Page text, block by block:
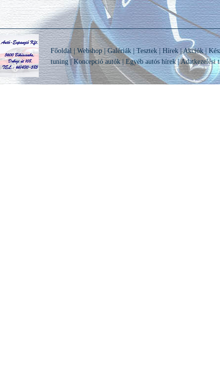
Főoldal |Webshop|Galériák|Tesztek|Hírek|Akciók|
tuning|Koncepció autók| Egyéb autós hírek|Adatkezelési